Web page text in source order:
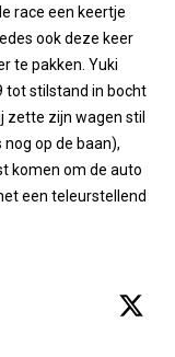
race een keertje
ook deze keer
te pakken. Yuki
tot stilstand in bocht
zette zijn wagen stil
op de baan),
komen om de auto
een teleurstellend